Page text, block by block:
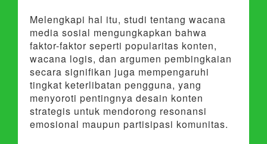
Melengkapi hal itu, studi tentang wacana
media sosial mengungkapkan bahwa
faktor-faktor seperti popularitas konten,
wacana logis, dan argumen pembingkaian
secara signifikan juga mempengaruhi
tingkat keterlibatan pengguna, yang
menyoroti pentingnya desain konten
strategis untuk mendorong resonansi
emosional maupun partisipasi komunitas.